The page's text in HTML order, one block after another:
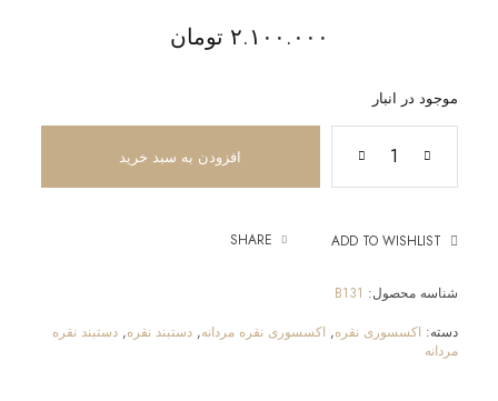
۲.۱۰۰.۰۰۰ تومان
موجود در انبار
افزودن به سبد خرید
ADD TO WISHLIST
SHARE
شناسه محصول: B131
دسته:اکسسوری نقره,اکسسوری نقره مردانه,دستبند نقره,دستبند نقره
مردانه